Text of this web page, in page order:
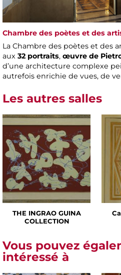
Chambre des poètes et des
La Chambre des poètes et des
aux 32 portraits, œuvre de
d’une architecture complexe
autrefois enrichie de vues, de
Les autres salles
THE INGRAO GUINA
COLLECTION
Vous pouvez
intéressé à